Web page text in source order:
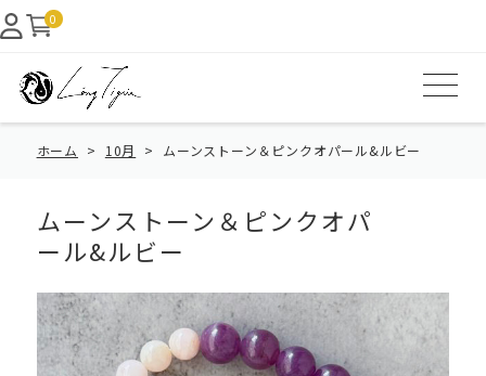
0
ホーム 10月 ムーンストーン＆ピンクオパール&ルビー
ムーンストーン＆ピンクオパ
ール&ルビー